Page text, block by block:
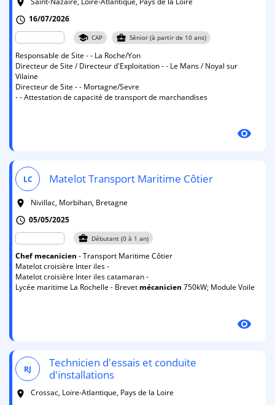
room
schedule 16/07/2026
school CAP business_center Sénior (à partir de 10 ans)
Responsable de Site - - La Roche/Yon
Directeur de Site / Directeur d'Exploitation - - Le Mans / Noyal sur
Vilaine
Directeur de Site - - Mortagne/Sevre
- - Attestation de capacité de transport de marchandises
visibility
LC Matelot Transport Maritime Côtier
room
Nivillac, Morbihan, Bretagne
schedule 05/05/2025
business_center Débutant (0 à 1 an)
Chef mecanicien - Transport Maritime Côtier
Matelot croisière Inter iles -
Matelot croisière Inter iles catamaran -
Lycée maritime La Rochelle - Brevet mécanicien 750kW; Module Voile
visibility
RJ
Technicien d'essais et conduite
d'installations
room
Crossac, Loire-Atlantique, Pays de la Loire